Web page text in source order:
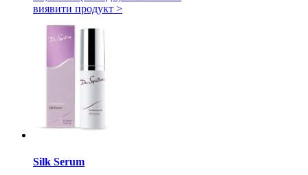
виявити продукт >
Silk Serum